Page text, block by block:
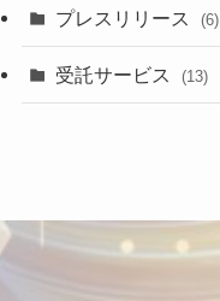
プレスリリース (6)
受託サービス (13)